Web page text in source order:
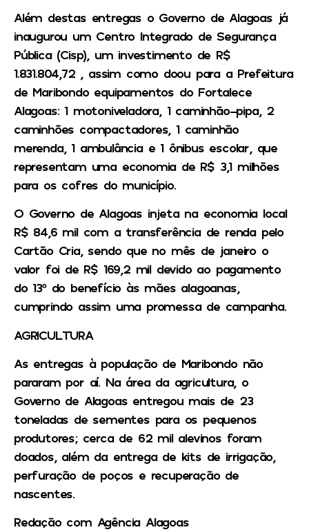
Além destas entregas o Governo de Alagoas já
inaugurou um Centro Integrado de Segurança
Pública (Cisp), um investimento de R$
1.831.804,72 , assim como doou para a Prefeitura
de Maribondo equipamentos do Fortalece
Alagoas: 1 motoniveladora, 1 caminhão-pipa, 2
caminhões compactadores, 1 caminhão
merenda, 1 ambulância e 1 ônibus escolar, que
representam uma economia de R$ 3,1 milhões
para os cofres do município.
O Governo de Alagoas injeta na economia local
R$ 84,6 mil com a transferência de renda pelo
Cartão Cria, sendo que no mês de janeiro o
valor foi de R$ 169,2 mil devido ao pagamento
do 13º do benefício às mães alagoanas,
cumprindo assim uma promessa de campanha.
AGRICULTURA
As entregas à população de Maribondo não
pararam por aí. Na área da agricultura, o
Governo de Alagoas entregou mais de 23
toneladas de sementes para os pequenos
produtores; cerca de 62 mil alevinos foram
doados, além da entrega de kits de irrigação,
perfuração de poços e recuperação de
nascentes.
Redação com Agência Alagoas